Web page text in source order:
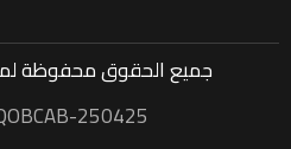
جميع الحقوق محفوظة
250425